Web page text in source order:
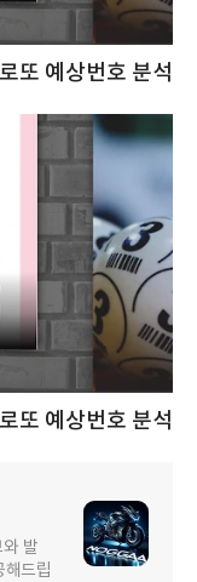
또 예상번호 분석
또 예상번호 분석
발
해드립